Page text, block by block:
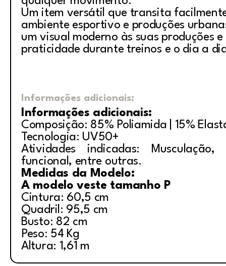
Um item versátil que transita
ambiente esportivo e produções
um visual moderno às suas produções
praticidade durante treinos e o dia a
Informações adicionais:
Informações adicionais:
Composição: 85% Poliamida | 15%
Tecnologia: UV50+
Atividades indicadas:
funcional, entre outras.
Medidas da Modelo:
A modelo veste tamanho P
Cintura: 60,5 cm
Quadril: 95,5 cm
Busto: 82 cm
Peso: 54 Kg
Altura: 1,61 m